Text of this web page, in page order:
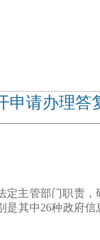
申请办理答
定主管部门职责，
其中26种政府信